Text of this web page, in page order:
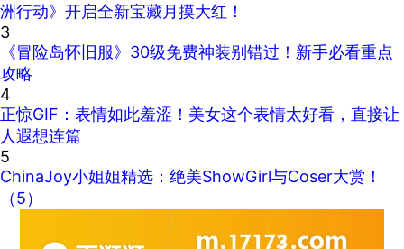
洲行动》开启全新宝藏月摸大红！
3
《冒险岛怀旧服》30级免费神装别错过！新手必看重点
攻略
4
正惊GIF：表情如此羞涩！美女这个表情太好看，直接让
人遐想连篇
5
ChinaJoy小姐姐精选：绝美ShowGirl与Coser大赏！
（5）